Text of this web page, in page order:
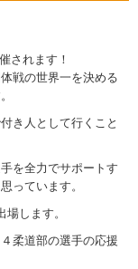
されます！
戦の世界一を決める
き人として行くこと
を全力でサポートす
っています。
します。
柔道部の選手の応援